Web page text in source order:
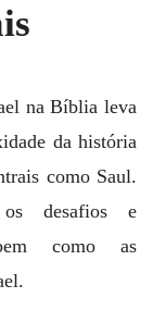
na Bíblia leva
da história
como Saul.
desafios e
como as